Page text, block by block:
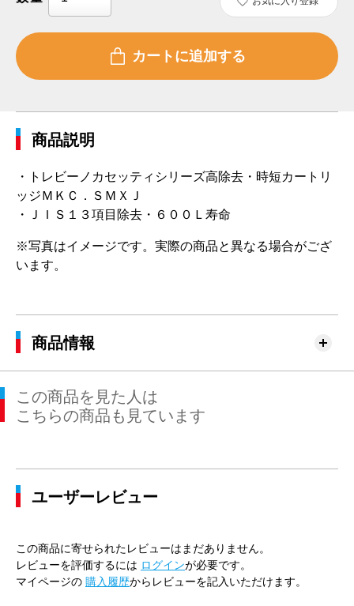
商品説明
・トレビーノカセッティシリーズ高除去・時短カートリ
ッジＭＫＣ．ＳＭＸＪ
・ＪＩＳ１３項目除去・６００Ｌ寿命
※写真はイメージです。実際の商品と異なる場合がござ
います。
商品情報
この商品を見た人は
こちらの商品も見ています
ユーザーレビュー
この商品に寄せられたレビューはまだありません。
レビューを評価するには ログインが必要です。
マイページの 購入履歴からレビューを記入いただけます。